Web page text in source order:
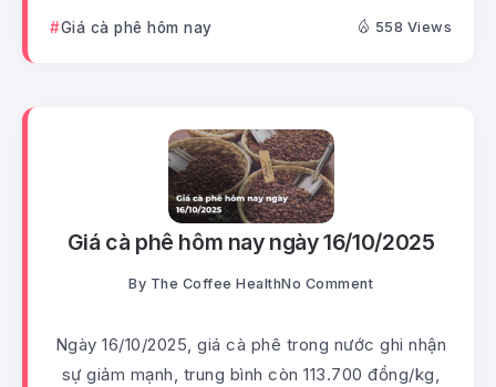
Giá cà phê hôm nay 558 Views
Giá cà phê hôm nay ngày 16/10/2025
By The Coffee HealthNo Comment
Ngày 16/10/2025, giá cà phê trong nước ghi nhận
sự giảm mạnh, trung bình còn 113.700 đồng/kg,